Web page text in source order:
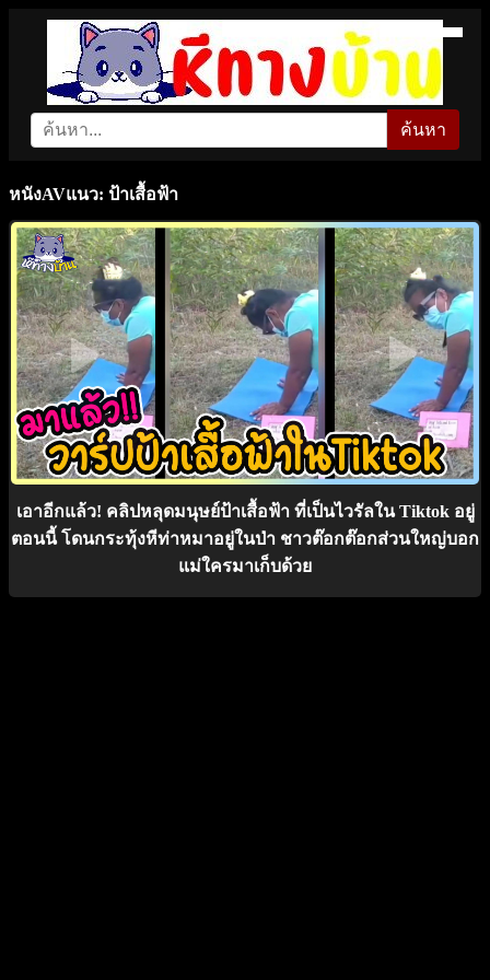
ค้นหา
หนังAVแนว: ป้าเสื้อฟ้า
เอาอีกแล้ว! คลิปหลุดมนุษย์ป้าเสื้อฟ้า ที่เป็นไวรัลใน Tiktok อยู่
ตอนนี้ โดนกระทุ้งหีท่าหมาอยู่ในป่า ชาวต๊อกต๊อกส่วนใหญ่บอก
แม่ใครมาเก็บด้วย